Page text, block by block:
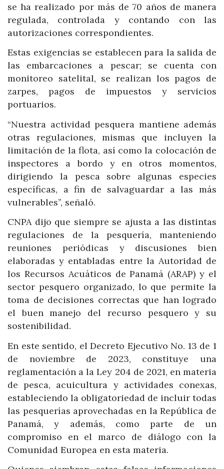
se ha realizado por más de 70 años de manera
regulada, controlada y contando con las
autorizaciones correspondientes.
Estas exigencias se establecen para la salida de
las embarcaciones a pescar; se cuenta con
monitoreo satelital, se realizan los pagos de
zarpes, pagos de impuestos y servicios
portuarios.
“Nuestra actividad pesquera mantiene además
otras regulaciones, mismas que incluyen la
limitación de la flota, así como la colocación de
inspectores a bordo y en otros momentos,
dirigiendo la pesca sobre algunas especies
específicas, a fin de salvaguardar a las más
vulnerables”, señaló.
CNPA dijo que siempre se ajusta a las distintas
regulaciones de la pesquería, manteniendo
reuniones periódicas y discusiones bien
elaboradas y entabladas entre la Autoridad de
los Recursos Acuáticos de Panamá (ARAP) y el
sector pesquero organizado, lo que permite la
toma de decisiones correctas que han logrado
el buen manejo del recurso pesquero y su
sostenibilidad.
En este sentido, el Decreto Ejecutivo No. 13 de 1
de noviembre de 2023, constituye una
reglamentación a la Ley 204 de 2021, en materia
de pesca, acuicultura y actividades conexas,
estableciendo la obligatoriedad de incluir todas
las pesquerías aprovechadas en la República de
Panamá, y además, como parte de un
compromiso en el marco de diálogo con la
Comunidad Europea en esta materia.